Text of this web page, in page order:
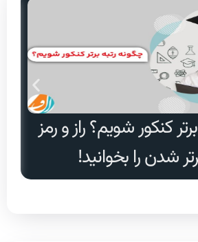
کنکور شویم؟ راز و رمز
شدن را بخوانید!